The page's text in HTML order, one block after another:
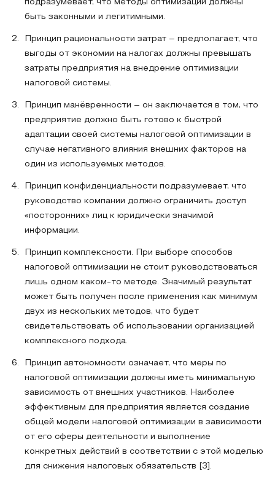
подразумевает, что методы оптимизации должны
быть законными и легитимными.
Принцип рациональности затрат – предполагает, что
выгоды от экономии на налогах должны превышать
затраты предприятия на внедрение оптимизации
налоговой системы.
Принцип манёвренности – он заключается в том, что
предприятие должно быть готово к быстрой
адаптации своей системы налоговой оптимизации в
случае негативного влияния внешних факторов на
один из используемых методов.
Принцип конфиденциальности подразумевает, что
руководство компании должно ограничить доступ
«посторонних» лиц к юридически значимой
информации.
Принцип комплексности. При выборе способов
налоговой оптимизации не стоит руководствоваться
лишь одном каком-то методе. Значимый результат
может быть получен после применения как минимум
двух из нескольких методов, что будет
свидетельствовать об использовании организацией
комплексного подхода.
Принцип автономности означает, что меры по
налоговой оптимизации должны иметь минимальную
зависимость от внешних участников. Наиболее
эффективным для предприятия является создание
общей модели налоговой оптимизации в зависимости
от его сферы деятельности и выполнение
конкретных действий в соответствии с этой моделью
для снижения налоговых обязательств [3].